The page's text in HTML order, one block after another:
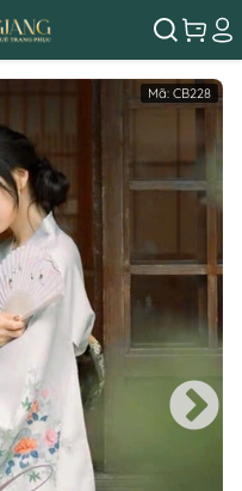
Mã: CB228